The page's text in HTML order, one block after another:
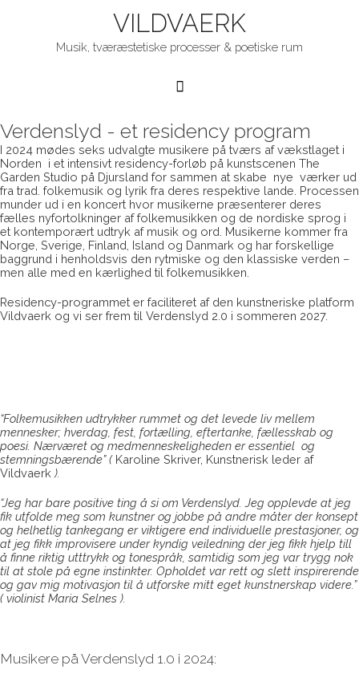
VILDVAERK
Musik, tværæstetiske processer & poetiske rum
Hovedmenu
Verdenslyd - et residency program
I 2024 mødes seks udvalgte musikere på tværs af vækstlaget i
Norden i et intensivt residency-forløb på kunstscenen The
Garden Studio på Djursland for sammen at skabe nye værker ud
fra trad. folkemusik og lyrik fra deres respektive lande. Processen
munder ud i en koncert hvor musikerne præsenterer deres
fælles nyfortolkninger af folkemusikken og de nordiske sprog i
et kontemporært udtryk af musik og ord. Musikerne kommer fra
Norge, Sverige, Finland, Island og Danmark og har forskellige
baggrund i henholdsvis den rytmiske og den klassiske verden –
men alle med en kærlighed til folkemusikken.
Residency-programmet er faciliteret af den kunstneriske platform
Vildvaerk og vi ser frem til Verdenslyd 2.0 i sommeren 2027.
“Folkemusikken udtrykker rummet og det levede liv mellem
mennesker; hverdag, fest, fortælling, eftertanke, fællesskab og
poesi. Nærværet og medmenneskeligheden er essentiel og
stemningsbærende” ( Karoline Skriver, Kunstnerisk leder af
Vildvaerk ).
“Jeg har bare positive ting å si om Verdenslyd. Jeg opplevde at jeg
fik utfolde meg som kunstner og jobbe på andre måter der konsept
og helhetlig tankegang er viktigere end individuelle prestasjoner, og
at jeg fikk improvisere under kyndig veiledning der jeg fikk hjelp till
å finne riktig utttrykk og tonespråk, samtidig som jeg var trygg nok
til at stole på egne instinkter. Opholdet var rett og slett inspirerende
og gav mig motivasjon til å utforske mitt eget kunstnerskap videre.”
( violinist Maria Selnes ).
Musikere på Verdenslyd 1.0 i 2024: